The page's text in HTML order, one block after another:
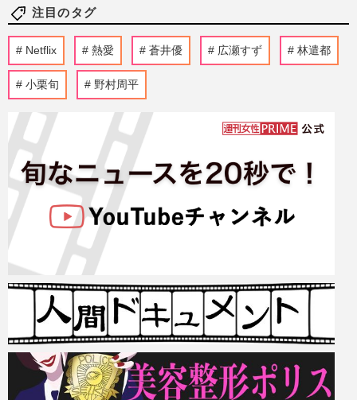
注目のタグ
Netflix 熱愛 蒼井優 広瀬すず 林遣都
小栗旬 野村周平